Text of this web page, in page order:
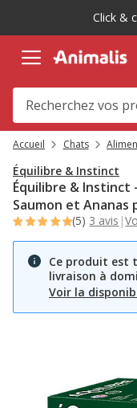
message,
Click &
Accueil Chats
Équilibre & Instinct
Équilibre & Instinct
Saumon et Ananas
(5) 3 avis |
Ce produit est
livraison à
Voir la